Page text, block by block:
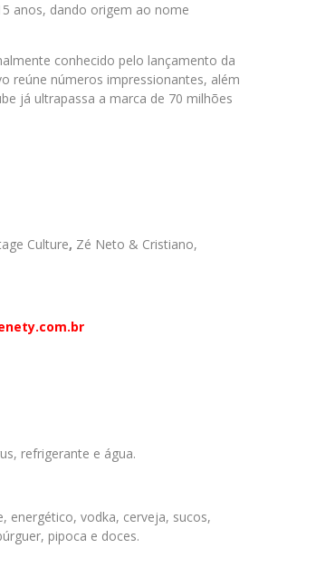
anos, dando origem ao nome
conhecido pelo lançamento da
reúne números impressionantes, além
já ultrapassa a marca de 70 milhões
Culture, Zé Neto & Cristiano,
refrigerante e água.
energético, vodka, cerveja, sucos,
pipoca e doces.